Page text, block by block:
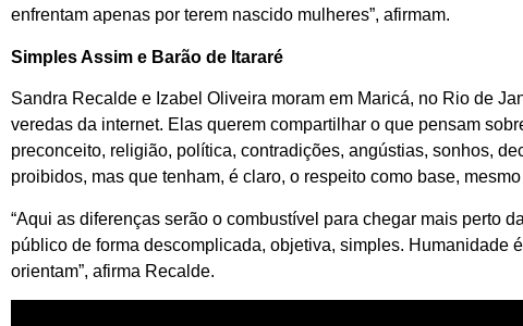
enfrentam apenas por terem nascido mulheres”, afirmam.
Simples Assim e Barão de Itararé
Sandra Recalde e Izabel Oliveira moram em Maricá, no Rio de
veredas da internet. Elas querem compartilhar o que pensam
preconceito, religião, política, contradições, angústias, sonhos,
proibidos, mas que tenham, é claro, o respeito como base,
“Aqui as diferenças serão o combustível para chegar mais perto
público de forma descomplicada, objetiva, simples. Humanidade
orientam”, afirma Recalde.